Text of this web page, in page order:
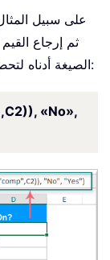
على سبيل
الصيغة أدناه لتحصل على النتيجة كما تظهر في لقطة الشاشة:
«No»,